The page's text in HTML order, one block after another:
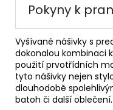
Pokyny k
Vyšívané nášivky s
dokonalou kombinaci
použití prvotřídních
tyto nášivky nejen
dlouhodobě
batoh či další oblečení.